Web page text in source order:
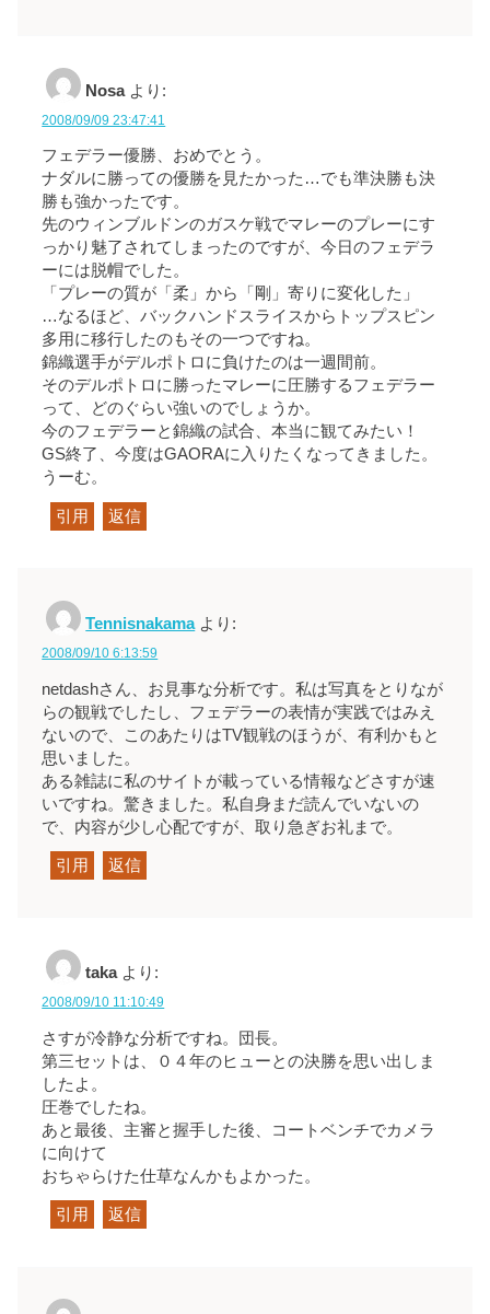
Nosa より:
2008/09/09 23:47:41
フェデラー優勝、おめでとう。
ナダルに勝っての優勝を見たかった…でも準決勝も決
勝も強かったです。
先のウィンブルドンのガスケ戦でマレーのプレーにす
っかり魅了されてしまったのですが、今日のフェデラ
ーには脱帽でした。
「プレーの質が「柔」から「剛」寄りに変化した」
…なるほど、バックハンドスライスからトップスピン
多用に移行したのもその一つですね。
錦織選手がデルポトロに負けたのは一週間前。
そのデルポトロに勝ったマレーに圧勝するフェデラー
って、どのぐらい強いのでしょうか。
今のフェデラーと錦織の試合、本当に観てみたい！
GS終了、今度はGAORAに入りたくなってきました。
うーむ。
引用 返信
Tennisnakama より:
2008/09/10 6:13:59
netdashさん、お見事な分析です。私は写真をとりなが
らの観戦でしたし、フェデラーの表情が実践ではみえ
ないので、このあたりはTV観戦のほうが、有利かもと
思いました。
ある雑誌に私のサイトが載っている情報などさすが速
いですね。驚きました。私自身まだ読んでいないの
で、内容が少し心配ですが、取り急ぎお礼まで。
引用 返信
taka より:
2008/09/10 11:10:49
さすが冷静な分析ですね。団長。
第三セットは、０４年のヒューとの決勝を思い出しま
したよ。
圧巻でしたね。
あと最後、主審と握手した後、コートベンチでカメラ
に向けて
おちゃらけた仕草なんかもよかった。
引用 返信